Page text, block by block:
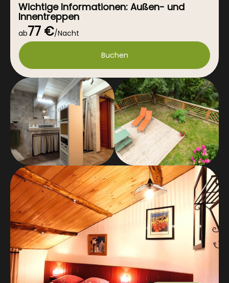
Wichtige Informationen: Außen- und
Innentreppen
Massagen nach Voranmeldung.
Bei einer Stornierung weniger als 7 Tage vor der
Reservierung kann unter bestimmten Bedingungen
eine Verschiebung des Termins gewährt werden.
Bitte kontaktieren Sie mich.
Mindestens 2 Nächte von Juni bis einschließlich
September und während der Schulferien
ab77 €/Nacht
Buchen